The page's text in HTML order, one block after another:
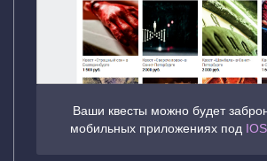
Ваши квесты можно будет
мобильных приложениях под IOS